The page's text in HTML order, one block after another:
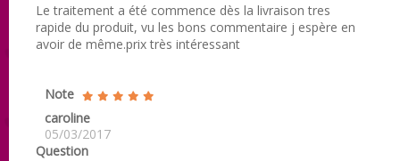
Le traitement a été commence dès la livraison tres
rapide du produit, vu les bons commentaire j espère en
avoir de même.prix très intéressant
Note
caroline
05/03/2017
Question